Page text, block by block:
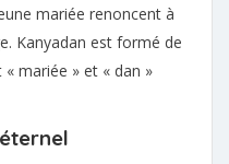
mariée renoncent à
Kanyadan est formé de
mariée » et « dan »